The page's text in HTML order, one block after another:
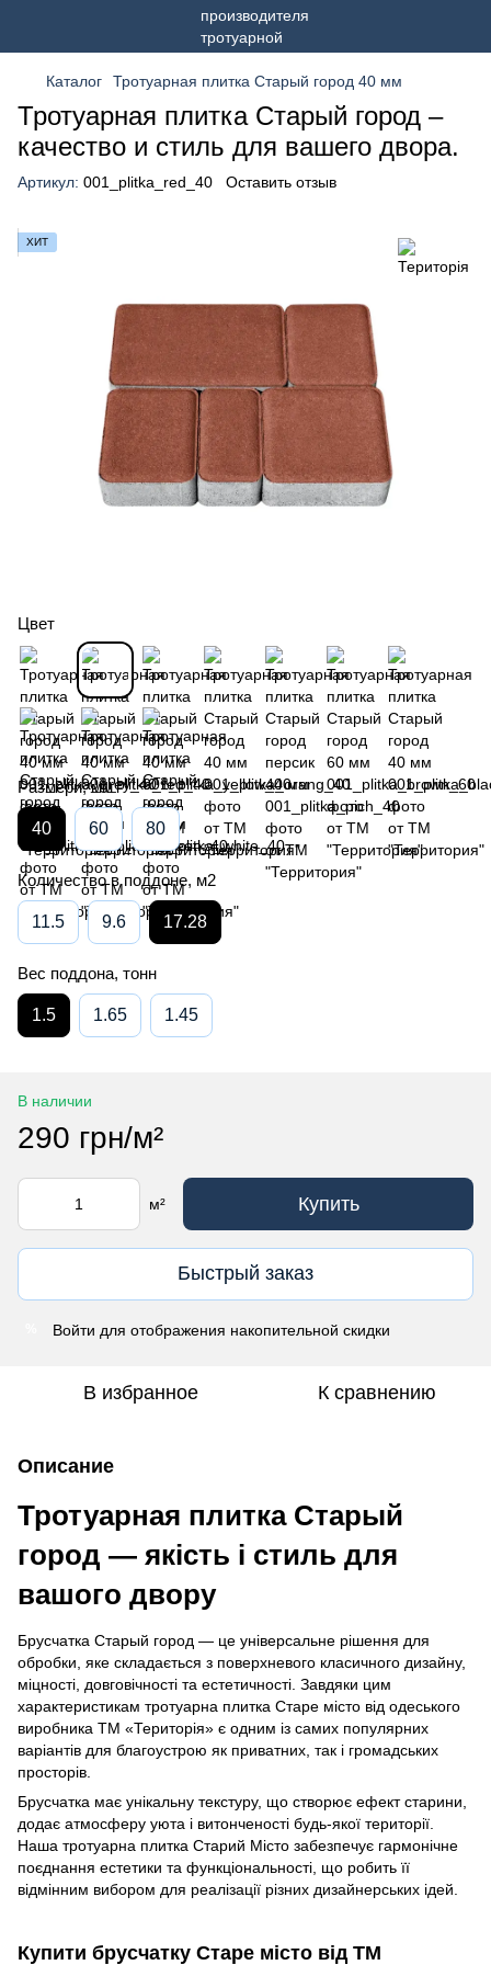
Каталог Тротуарная плитка Старый город 40 мм
Тротуарная плитка Старый город –
качество и стиль для вашего двора.
Артикул: 001_plitka_red_40 Оставить отзыв
ХИТ
Цвет
Размери, мм
40 60 80
Количество в поддоне, м2
11.5 9.6 17.28
Вес поддона, тонн
1.5 1.65 1.45
В наличии
290 грн/м²
м² Купить
Быстрый заказ
Войти для отображения накопительной скидки
В избранное К сравнению
Описание
Тротуарная плитка Старый
город — якість і стиль для
вашого двору
Брусчатка Старый город — це універсальне рішення для
обробки, яке складається з поверхневого класичного дизайну,
міцності, довговічності та естетичності. Завдяки цим
характеристикам тротуарна плитка Старе місто від одеського
виробника ТМ «Територія» є одним із самих популярних
варіантів для благоустрою як приватних, так і громадських
просторів.
Брусчатка має унікальну текстуру, що створює ефект старини,
додає атмосферу уюта і витонченості будь-якої території.
Наша тротуарна плитка Старий Місто забезпечує гармонічне
поєднання естетики та функціональності, що робить її
відмінним вибором для реалізації різних дизайнерських ідей.
Купити брусчатку Старе місто від ТМ